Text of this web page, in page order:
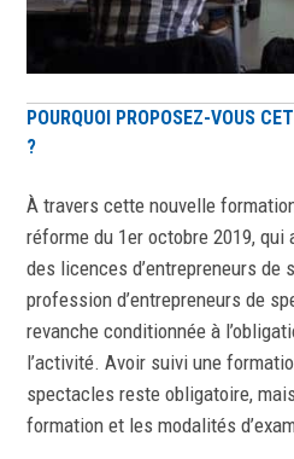
POURQUOI PROPOSEZ-VOUS
?
À travers cette nouvelle
réforme du 1er octobre 2019,
des licences d’entrepreneurs de
profession d’entrepreneurs de
revanche conditionnée à
l’activité. Avoir suivi une
spectacles reste obligatoire,
formation et les modalités